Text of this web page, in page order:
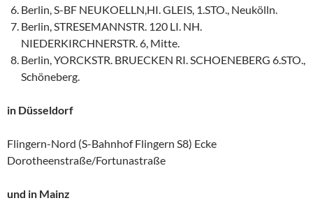
Berlin, S-BF NEUKOELLN,HI. GLEIS, 1.STO., Neukölln.
Berlin, STRESEMANNSTR. 120 LI. NH.
NIEDERKIRCHNERSTR. 6, Mitte.
Berlin, YORCKSTR. BRUECKEN RI. SCHOENEBERG 6.STO.,
Schöneberg.
in Düsseldorf
Flingern-Nord (S-Bahnhof Flingern S8) Ecke
Dorotheenstraße/Fortunastraße
und in Mainz